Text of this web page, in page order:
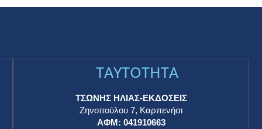
TAYTOTHTA
ΤΣΩΝΗΣ ΗΛΙΑΣ-ΕΚΔΟΣΕΙΣ
Ζηνοπούλου 7, Καρπενήσι
ΑΦΜ: 041910663